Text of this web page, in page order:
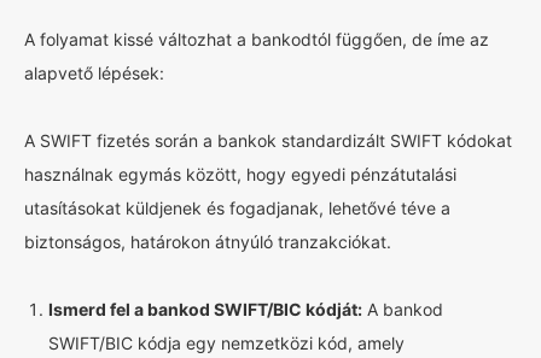
A folyamat kissé változhat a bankodtól függően, de íme az
alapvető lépések:
A SWIFT fizetés során a bankok standardizált SWIFT kódokat
használnak egymás között, hogy egyedi pénzátutalási
utasításokat küldjenek és fogadjanak, lehetővé téve a
biztonságos, határokon átnyúló tranzakciókat.
Ismerd fel a bankod SWIFT/BIC kódját: A bankod
SWIFT/BIC kódja egy nemzetközi kód, amely